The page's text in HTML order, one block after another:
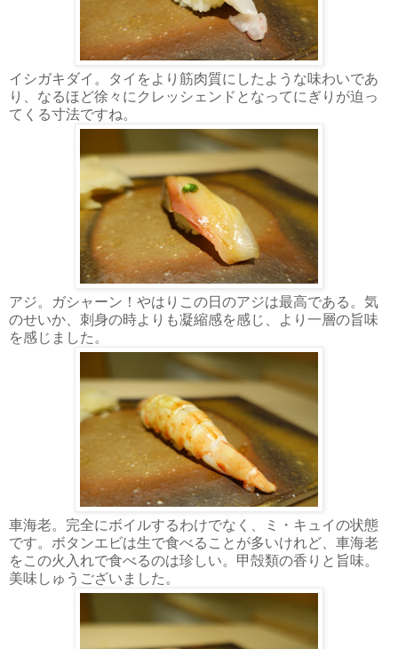
イシガキダイ。タイをより筋肉質にしたような味わいであ
り、なるほど徐々にクレッシェンドとなってにぎりが迫っ
てくる寸法ですね。
アジ。ガシャーン！やはりこの日のアジは最高である。気
のせいか、刺身の時よりも凝縮感を感じ、より一層の旨味
を感じました。
車海老。完全にボイルするわけでなく、ミ・キュイの状態
です。ボタンエビは生で食べることが多いけれど、車海老
をこの火入れで食べるのは珍しい。甲殻類の香りと旨味。
美味しゅうございました。